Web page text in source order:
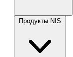
Продукты NIS